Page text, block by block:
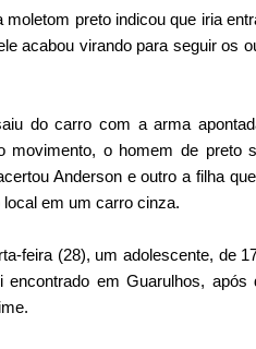
preto indicou que iria
acabou virando para seguir os
do carro com a arma
movimento, o homem de
Anderson e outro a filha
em um carro cinza.
feira (28), um adolescente, de
em Guarulhos, após